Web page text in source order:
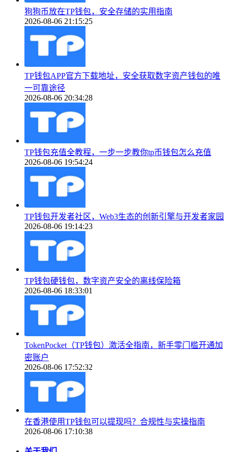
狗狗币放在TP钱包，安全存储的实用指南
2026-08-06 21:15:25
TP钱包APP官方下载地址，安全获取数字资产钱包的唯
一可靠途径
2026-08-06 20:34:28
TP钱包充值全教程，一步一步教你tp币钱包怎么充值
2026-08-06 19:54:24
TP钱包开发者社区，Web3生态的创新引擎与开发者家园
2026-08-06 19:14:23
TP钱包硬钱包，数字资产安全的离线保险箱
2026-08-06 18:33:01
TokenPocket（TP钱包）激活全指南，新手零门槛开通加
密账户
2026-08-06 17:52:32
在香港使用TP钱包可以提现吗？合规性与实操指南
2026-08-06 17:10:38